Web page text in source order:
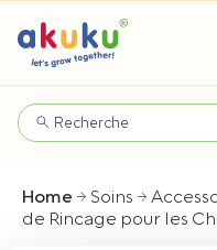
Home Soins
de Rincage pour les